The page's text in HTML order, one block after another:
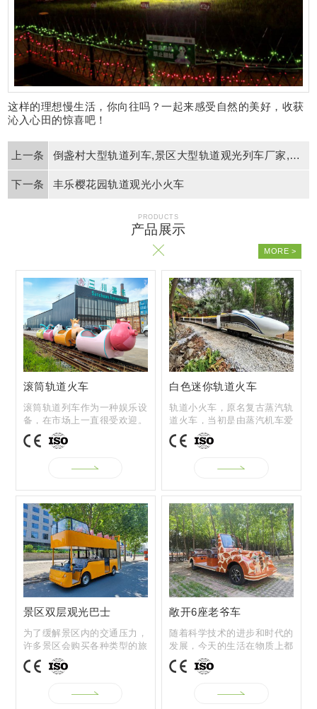
这样的理想慢生活，你向往吗？一起来感受自然的美好，收获
沁入心田的惊喜吧！
倒盏村大型轨道列车,景区大型轨道观光列车厂家,旅游大型轨道观光列车价格
丰乐樱花园轨道观光小火车
PRODUCTS
产品展示
滚筒轨道火车
滚筒轨道列车作为一种娱乐设
备，在市场上一直很受欢迎。
它有自己的...
白色迷你轨道火车
轨道小火车，原名复古蒸汽轨
道火车，当初是由蒸汽机车爱
好者开发和...
景区双层观光巴士
为了缓解景区内的交通压力，
许多景区会购买各种类型的旅
游观光车，...
敞开6座老爷车
随着科学技术的进步和时代的
发展，今天的生活在物质上都
取得了很大...